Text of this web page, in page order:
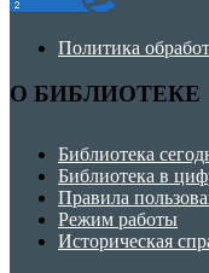
Политика
О БИБЛИОТЕКЕ
Библиотека
Библиотека в
Правила
Режим работы
Историческая